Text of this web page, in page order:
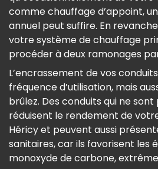
comme chauffage d’appoint,
annuel peut suffire. En
votre système de chauffage
procéder à deux ramonages
L’encrassement de vos
fréquence d’utilisation, mais
brûlez. Des conduits qui ne
réduisent le rendement de
Héricy et peuvent aussi
sanitaires, car ils favorisent les
monoxyde de carbone,